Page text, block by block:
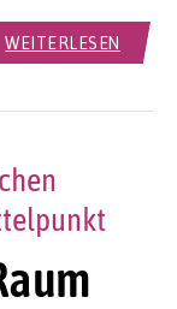
WEITERLESEN